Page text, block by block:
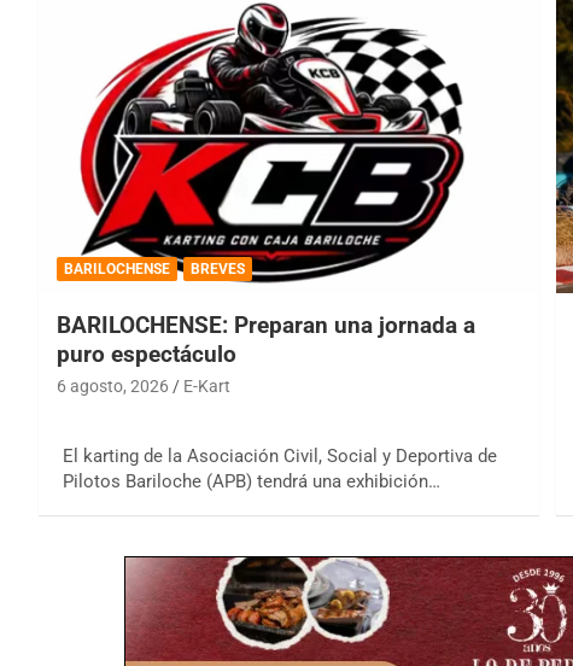
BARILOCHENSE BREVES
BARILOCHENSE: Preparan una jornada a
puro espectáculo
6 agosto, 2026 E-Kart
El karting de la Asociación Civil, Social y Deportiva de
Pilotos Bariloche (APB) tendrá una exhibición…